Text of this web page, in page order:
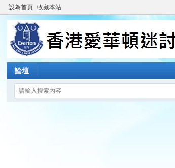
設為首頁 收藏本站
論壇